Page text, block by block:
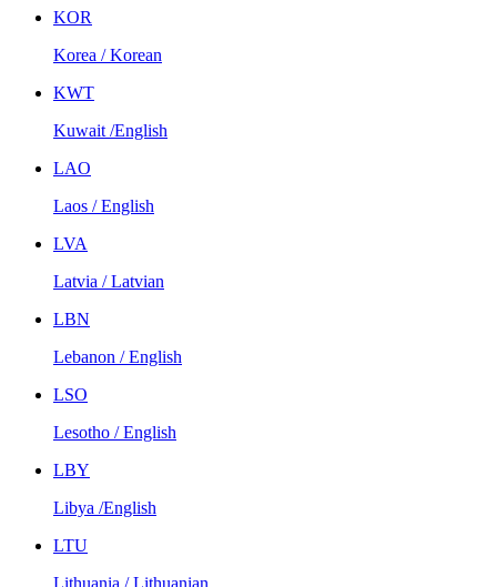
KOR
Korea / Korean
KWT
Kuwait /English
LAO
Laos / English
LVA
Latvia / Latvian
LBN
Lebanon / English
LSO
Lesotho / English
LBY
Libya /English
LTU